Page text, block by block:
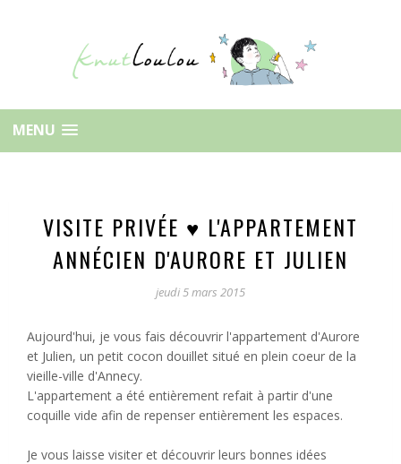
MENU
VISITE PRIVÉE ♥ L'APPARTEMENT
ANNÉCIEN D'AURORE ET JULIEN
jeudi 5 mars 2015
Aujourd'hui, je vous fais découvrir l'appartement d'Aurore
et Julien, un petit cocon douillet situé en plein coeur de la
vieille-ville d'Annecy.
L'appartement a été entièrement refait à partir d'une
coquille vide afin de repenser entièrement les espaces.
Je vous laisse visiter et découvrir leurs bonnes idées